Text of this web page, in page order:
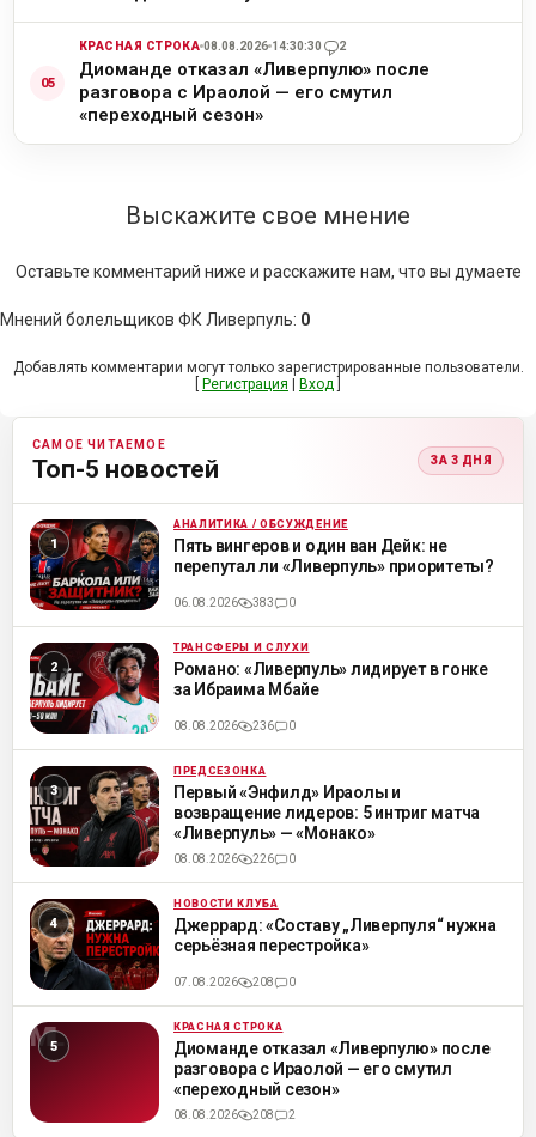
КРАСНАЯ СТРОКА 08.08.2026 14:30:30 2
Диоманде отказал «Ливерпулю» после
разговора с Ираолой — его смутил
«переходный сезон»
Выскажите свое мнение
Оставьте комментарий ниже и расскажите нам, что вы думаете
Мнений болельщиков ФК Ливерпуль: 0
Добавлять комментарии могут только зарегистрированные пользователи.
Регистрация Вход
САМОЕ ЧИТАЕМОЕ
Топ-5 новостей ЗА 3 ДНЯ
ML АНАЛИТИКА / ОБСУЖДЕНИЕ
Пять вингеров и один ван Дейк: не
перепутал ли «Ливерпуль» приоритеты?
06.08.2026 383 0
ML ТРАНСФЕРЫ И СЛУХИ
Романо: «Ливерпуль» лидирует в гонке
за Ибраима Мбайе
08.08.2026 236 0
ML ПРЕДСЕЗОНКА
Первый «Энфилд» Ираолы и
возвращение лидеров: 5 интриг матча
«Ливерпуль» — «Монако»
08.08.2026 226 0
ML НОВОСТИ КЛУБА
Джеррард: «Составу „Ливерпуля“ нужна
серьёзная перестройка»
07.08.2026 208 0
ML КРАСНАЯ СТРОКА
Диоманде отказал «Ливерпулю» после
разговора с Ираолой — его смутил
«переходный сезон»
08.08.2026 208 2